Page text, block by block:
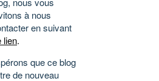
à nous
en suivant
lien.
que ce blog
de nouveau